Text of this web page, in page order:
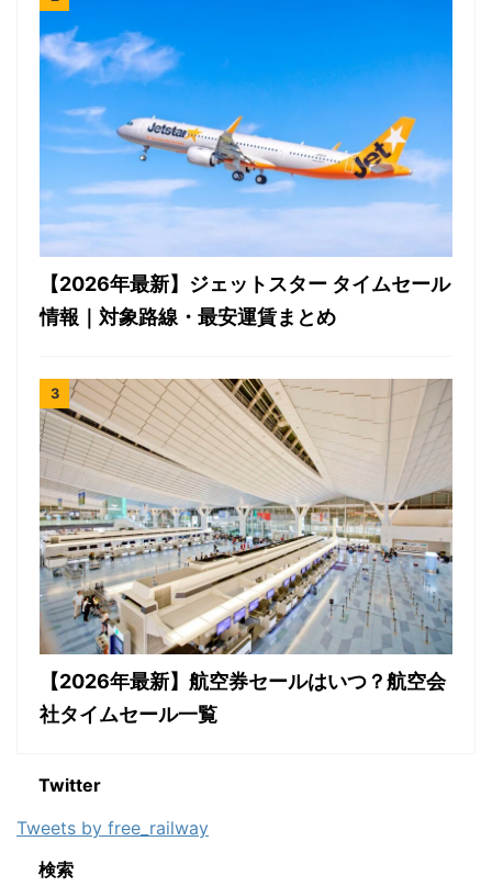
【2026年最新】ジェットスター タイムセール
情報｜対象路線・最安運賃まとめ
【2026年最新】航空券セールはいつ？航空会
社タイムセール一覧
Twitter
Tweets by free_railway
検索